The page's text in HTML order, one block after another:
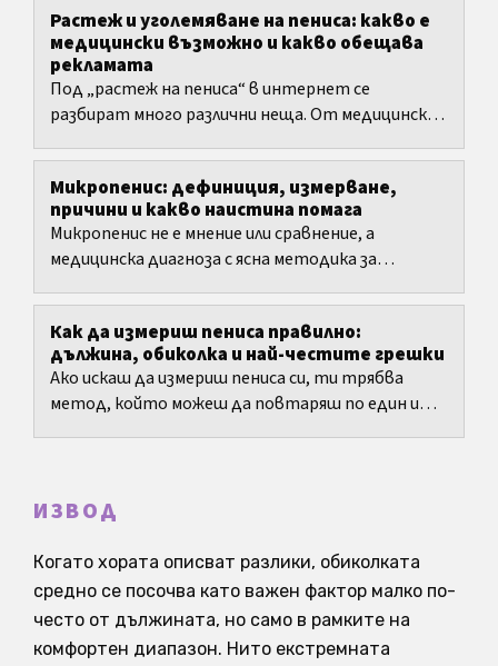
Растеж и уголемяване на пениса: какво е
медицински възможно и какво обещава
рекламата
Под „растеж на пениса“ в интернет се
разбират много различни неща. От медицинска
развитието през...
Микропенис: дефиниция, измерване,
причини и какво наистина помага
Микропенис не е мнение или сравнение, а
медицинска диагноза с ясна методика за
стойности.
Как да измериш пениса правилно:
дължина, обиколка и най-честите грешки
Ако искаш да измериш пениса си, ти трябва
метод, който можеш да повтаряш по един и
ИЗВОД
Когато хората описват разлики, обиколката
средно се посочва като важен фактор малко по-
често от дължината, но само в рамките на
комфортен диапазон. Нито екстремната